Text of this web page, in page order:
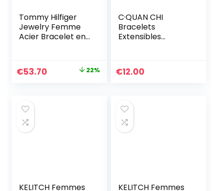
Tommy Hilfiger
Jewelry Femme
Acier Bracelet en
Le
était :
€69.00.
€53.70 22%
C·QUAN CHI
Bracelets
Extensibles
D’amitié En Perle
Faites à La Main
€12.00
KELITCH Femmes
KELITCH Femmes